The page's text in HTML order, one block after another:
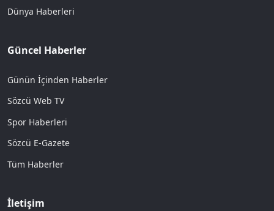
Dünya Haberleri
Güncel Haberler
Günün İçinden Haberler
Sözcü Web TV
Spor Haberleri
Sözcü E-Gazete
Tüm Haberler
İletişim